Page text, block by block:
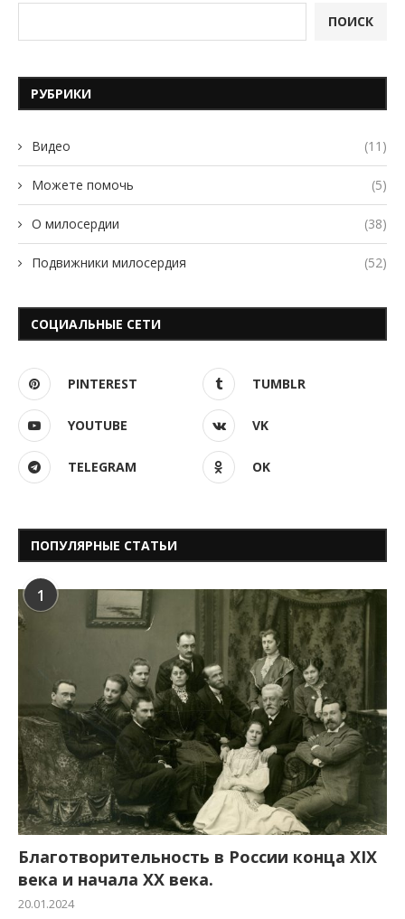
ПОИСК
РУБРИКИ
Видео (11)
Можете помочь (5)
О милосердии (38)
Подвижники милосердия (52)
СОЦИАЛЬНЫЕ СЕТИ
PINTEREST TUMBLR
YOUTUBE VK
TELEGRAM OK
ПОПУЛЯРНЫЕ СТАТЬИ
1
Благотворительность в России конца XIX
века и начала XX века.
20.01.2024